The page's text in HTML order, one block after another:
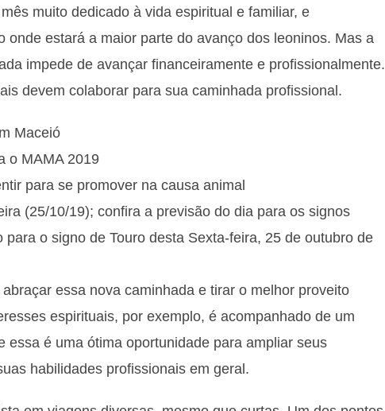
muito dedicado à vida espiritual e familiar, e
onde estará a maior parte do avanço dos leoninos. Mas a
impede de avançar financeiramente e profissionalmente.
devem colaborar para sua caminhada profissional.
Maceió
o MAMA 2019
para se promover na causa animal
(25/10/19); confira a previsão do dia para os signos
o signo de Touro desta Sexta-feira, 25 de outubro de
essa nova caminhada e tirar o melhor proveito
espirituais, por exemplo, é acompanhado de um
essa é uma ótima oportunidade para ampliar seus
habilidades profissionais em geral.